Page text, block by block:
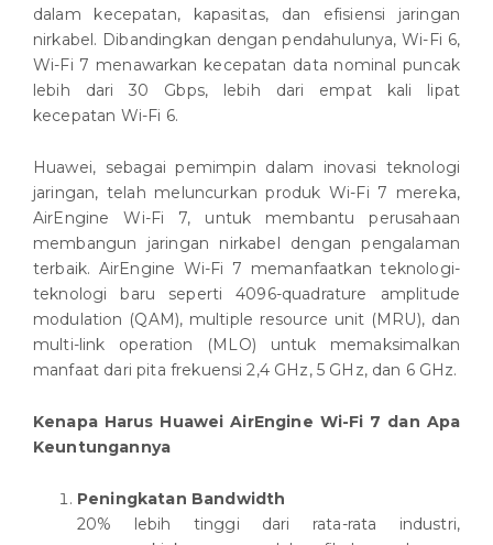
dalam kecepatan, kapasitas, dan efisiensi jaringan
nirkabel. Dibandingkan dengan pendahulunya, Wi-Fi 6,
Wi-Fi 7 menawarkan kecepatan data nominal puncak
lebih dari 30 Gbps, lebih dari empat kali lipat
kecepatan Wi-Fi 6.
Huawei, sebagai pemimpin dalam inovasi teknologi
jaringan, telah meluncurkan produk Wi-Fi 7 mereka,
AirEngine Wi-Fi 7, untuk membantu perusahaan
membangun jaringan nirkabel dengan pengalaman
terbaik. AirEngine Wi-Fi 7 memanfaatkan teknologi-
teknologi baru seperti 4096-quadrature amplitude
modulation (QAM), multiple resource unit (MRU), dan
multi-link operation (MLO) untuk memaksimalkan
manfaat dari pita frekuensi 2,4 GHz, 5 GHz, dan 6 GHz.
Kenapa Harus Huawei AirEngine Wi-Fi 7 dan Apa
Keuntungannya
Peningkatan Bandwidth
20% lebih tinggi dari rata-rata industri,